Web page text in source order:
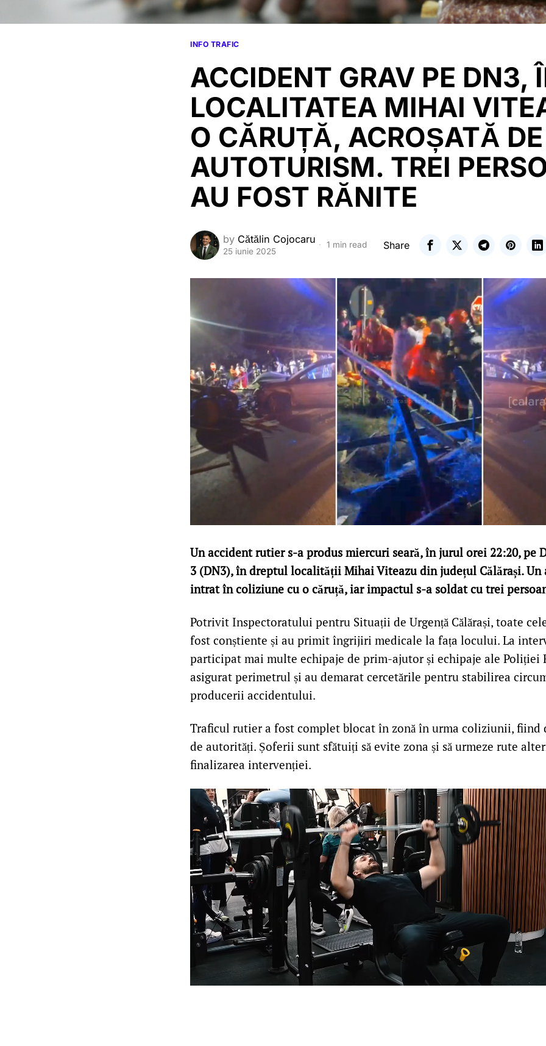
INFO TRAFIC
ACCIDENT GRAV PE DN3,
LOCALITATEA MIHAI
O CĂRUȚĂ, ACROȘATĂ
AUTOTURISM. TREI
AU FOST RĂNITE
by Cătălin Cojocaru
25 iunie 2025
1 min read Share
Un accident rutier s-a produs miercuri seară, în jurul orei 22:20, pe
3 (DN3), în dreptul localității Mihai Viteazu din județul Călărași. Un
intrat în coliziune cu o căruță, iar impactul s-a soldat cu trei
Potrivit Inspectoratului pentru Situații de Urgență Călărași, toate
fost conștiente și au primit îngrijiri medicale la fața locului. La
participat mai multe echipaje de prim-ajutor și echipaje ale Poliției
asigurat perimetrul și au demarat cercetările pentru stabilirea
producerii accidentului.
Traficul rutier a fost complet blocat în zonă în urma coliziunii, fiind
de autorități. Șoferii sunt sfătuiți să evite zona și să urmeze rute
finalizarea intervenției.